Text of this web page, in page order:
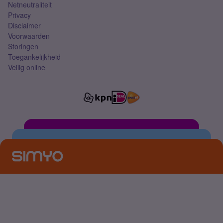
Netneutraliteit
Privacy
Disclaimer
Voorwaarden
Storingen
Toegankelijkheid
Veilig online